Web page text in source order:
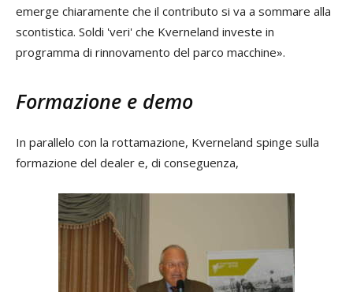
emerge chiaramente che il contributo si va a sommare alla
scontistica. Soldi 'veri' che Kverneland investe in
programma di rinnovamento del parco macchine».
Formazione e demo
In parallelo con la rottamazione, Kverneland spinge sulla
formazione del dealer e, di conseguenza,